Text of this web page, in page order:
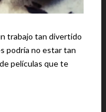
trabajo tan divertido
podría no estar tan